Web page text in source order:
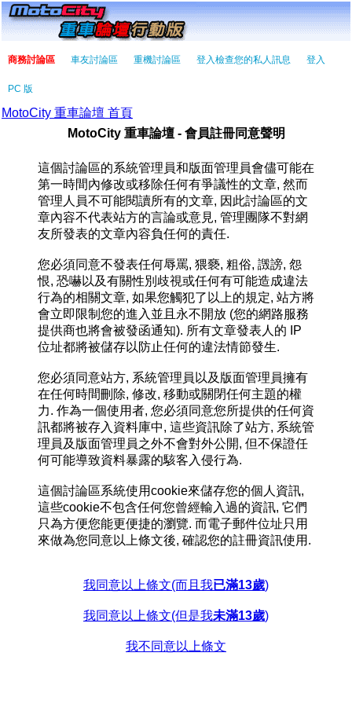
商務討論區 車友討論區 重機討論區 登入檢查您的私人訊息 登入
PC 版
MotoCity 重車論壇 首頁
MotoCity 重車論壇 - 會員註冊同意聲明
這個討論區的系統管理員和版面管理員會儘可能在
第一時間內修改或移除任何有爭議性的文章, 然而
管理人員不可能閱讀所有的文章, 因此討論區的文
章內容不代表站方的言論或意見, 管理團隊不對網
友所發表的文章內容負任何的責任.
您必須同意不發表任何辱罵, 猥褻, 粗俗, 譭謗, 怨
恨, 恐嚇以及有關性別歧視或任何有可能造成違法
行為的相關文章, 如果您觸犯了以上的規定, 站方將
會立即限制您的進入並且永不開放 (您的網路服務
提供商也將會被發函通知). 所有文章發表人的 IP
位址都將被儲存以防止任何的違法情節發生.
您必須同意站方, 系統管理員以及版面管理員擁有
在任何時間刪除, 修改, 移動或關閉任何主題的權
力. 作為一個使用者, 您必須同意您所提供的任何資
訊都將被存入資料庫中, 這些資訊除了站方, 系統管
理員及版面管理員之外不會對外公開, 但不保證任
何可能導致資料暴露的駭客入侵行為.
這個討論區系統使用cookie來儲存您的個人資訊,
這些cookie不包含任何您曾經輸入過的資訊, 它們
只為方便您能更便捷的瀏覽. 而電子郵件位址只用
來做為您同意以上條文後, 確認您的註冊資訊使用.
我同意以上條文(而且我已滿13歲)
我同意以上條文(但是我未滿13歲)
我不同意以上條文